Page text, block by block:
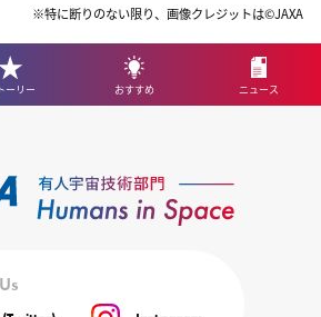
※特に断りのない限り、画像クレジットは©JAXA
ーリー おすすめ ニュース